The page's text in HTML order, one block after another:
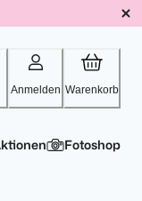
Anmelden Warenkorb
Fotoshop